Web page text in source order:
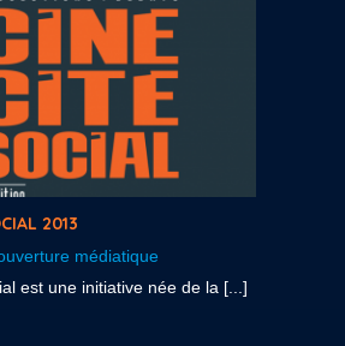
2013
médiatique
est une initiative née de la [...]